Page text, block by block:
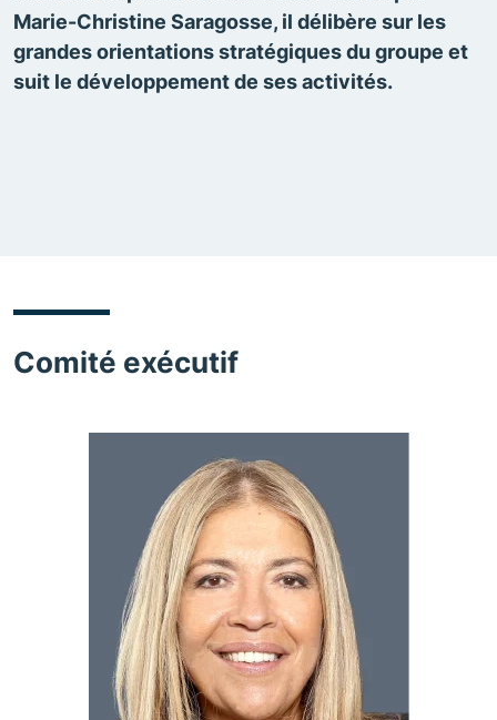
Marie-Christine Saragosse, il délibère sur les
grandes orientations stratégiques du groupe et
suit le développement de ses activités.
Comité exécutif